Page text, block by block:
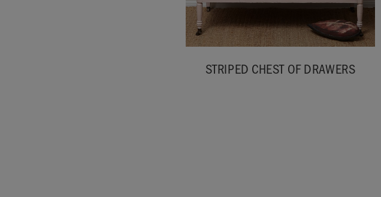
STRIPED CHEST OF DRAWERS